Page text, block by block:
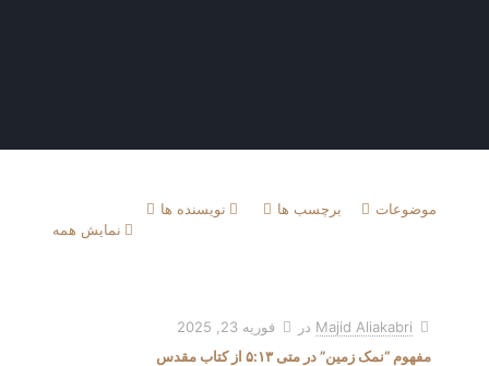
موضوعات برچسب ها
نویسنده ها
نمایش همه
Majid Aliakabri در
فوریه 23, 2025
مفهوم “نمک زمین” در متی ۵:۱۳ از کتاب مقدس